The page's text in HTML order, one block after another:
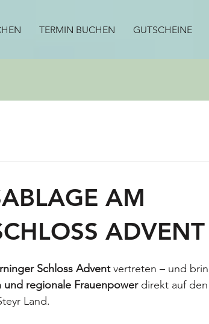
TERMIN BUCHEN GUTSCHEINE
AM
ADVENT
Schloss Advent vertreten – und
regionale Frauenpower direkt auf den
Land.